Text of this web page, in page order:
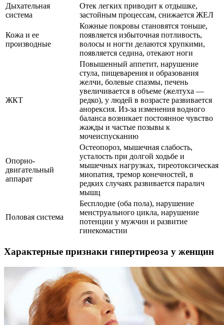
Дыхательная
система
Отек легких приводит к отдышке,
застойным процессам, снижается ЖЕЛ
Кожа и ее
производные
Кожные покровы становятся тоньше,
появляется избыточная потливость,
волосы и ногти делаются хрупкими,
появляется седина, отекают ноги
ЖКТ
Повышенный аппетит, нарушение
стула, пищеварения и образования
желчи, болевые спазмы, печень
увеличивается в объеме (желтуха —
редко), у людей в возрасте развивается
анорексия. Из-за изменения водного
баланса возникает постоянное чувство
жажды и частые позывы к
мочеиспусканию
Опорно-
двигательный
аппарат
Остеопороз, мышечная слабость,
усталость при долгой ходьбе и
мышечных нагрузках, тиреотоксическая
миопатия, тремор конечностей, в
редких случаях развивается паралич
мышц
Половая система
Бесплодие (оба пола), нарушение
менструального цикла, нарушение
потенции у мужчин и развитие
гинекомастии
Характерные признаки гипертиреоза у женщин